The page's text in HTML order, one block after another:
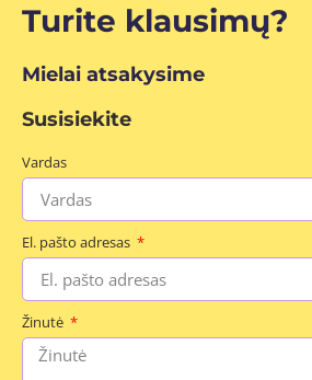
Turite klausimų?
Mielai atsakysime
Susisiekite
Vardas
El. pašto adresas
Žinutė